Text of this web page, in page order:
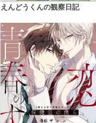
えんどうくんの観察日記